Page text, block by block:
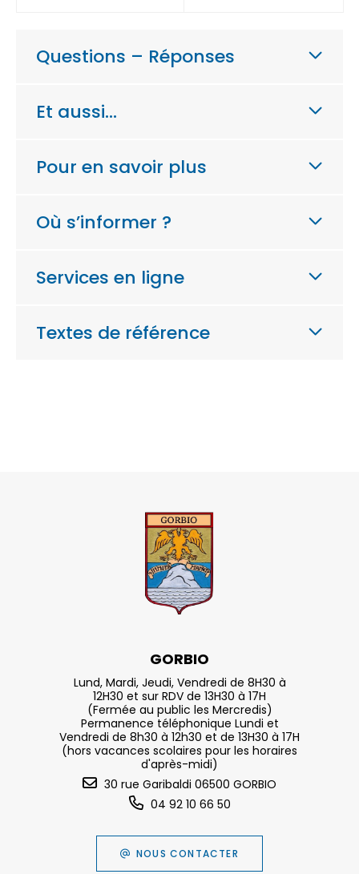
Questions – Réponses
Et aussi…
Pour en savoir plus
Où s’informer ?
Services en ligne
Textes de référence
GORBIO
Lund, Mardi, Jeudi, Vendredi de 8H30 à
12H30 et sur RDV de 13H30 à 17H
(Fermée au public les Mercredis)
Permanence téléphonique Lundi et
Vendredi de 8h30 à 12h30 et de 13H30 à 17H
(hors vacances scolaires pour les horaires
d'après-midi)
30 rue Garibaldi 06500 GORBIO
04 92 10 66 50
NOUS CONTACTER